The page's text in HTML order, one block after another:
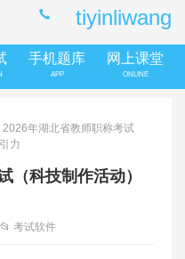
tiyinliwang
手机题库
APP
网上课堂
ONLINE
2026年湖北省教师职称考试
力
（科技制作活动）
📂 考试软件